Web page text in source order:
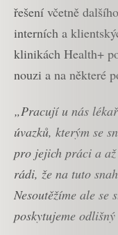
řešení včetně
interních a
klinikách Health+
nouzi a na některé
„Pracují u nás
úvazků, kterým se
pro jejich práci a
rádi, že na tuto
Nesoutěžíme ale se
poskytujeme